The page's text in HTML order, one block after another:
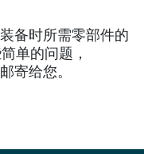
备时所需零部件的
单的问题，
寄给您。